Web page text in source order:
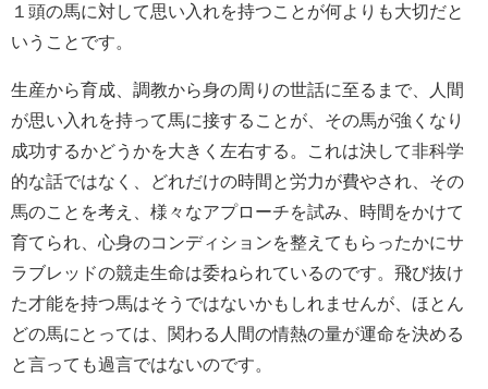
１頭の馬に対して思い入れを持つことが何よりも大切だと
いうことです。
生産から育成、調教から身の周りの世話に至るまで、人間
が思い入れを持って馬に接することが、その馬が強くなり
成功するかどうかを大きく左右する。これは決して非科学
的な話ではなく、どれだけの時間と労力が費やされ、その
馬のことを考え、様々なアプローチを試み、時間をかけて
育てられ、心身のコンディションを整えてもらったかにサ
ラブレッドの競走生命は委ねられているのです。飛び抜け
た才能を持つ馬はそうではないかもしれませんが、ほとん
どの馬にとっては、関わる人間の情熱の量が運命を決める
と言っても過言ではないのです。